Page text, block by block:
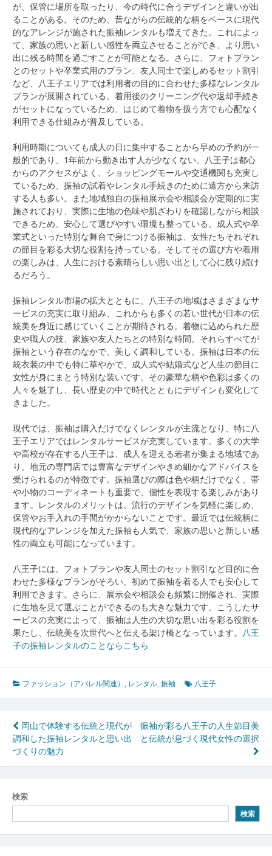
が、保管に場所を取ったり、今の時代に合うデザインと違いが出
ることがある。そのため、昔ながらの伝統的な柄をベースに現代
的なアレンジが施された振袖レンタルも増えてきた。これによっ
て、家族の思いと新しい感性を両立させることができ、より思い
出に残る時間を過ごすことが可能となる。さらに、フォトプラン
とのセットや卒業式用のプラン、友人同士で楽しめるセット割引
など、八王子エリアでは利用者の目的に合わせた多様なレンタル
プランが展開されている。着用後のクリーニング代や返却手続き
がセットになっているため、はじめて着物を扱う方でも心配なく
利用できる仕組みが普及している。
利用時期についても成人の日に集中することから早めの予約が一
般的であり、1年前から動き出す人が少なくない。八王子は都心
からのアクセスがよく、ショッピングモールや交通機関も充実し
ているため、振袖の試着やレンタル手続きのために遠方から来訪
する人も多い。また地域独自の振袖展示会や相談会が定期的に実
施されており、実際に生地の色味や肌ざわりを確認しながら相談
できるため、安心して選びやすい環境も整っている。成人式や卒
業式といった特別な舞台で身につける振袖は、女性たちそれぞれ
の節目を彩る大切な役割を持っている。そしてその選び方や着用
の楽しみは、人生における素晴らしい思い出として心に残り続け
るだろう。
振袖レンタル市場の拡大とともに、八王子の地域はさまざまなサ
ービスの充実に取り組み、これからも多くの若い世代が日本の伝
統美を身近に感じていくことが期待される。着物に込められた歴
史や職人の技、家族や友人たちとの特別な時間。それらすべてが
振袖という存在のなかで、美しく調和している。振袖は日本の伝
統衣装の中でも特に華やかで、成人式や結婚式など人生の節目に
女性が身にまとう特別な装いです。その豪華な柄や色彩は多くの
人々を魅了し、長い歴史の中で時代とともにデザインも変化して
きました。
現代では、振袖は購入だけでなくレンタルが主流となり、特に八
王子エリアではレンタルサービスが充実しています。多くの大学
や高校が存在する八王子は、成人を迎える若者が集まる地域であ
り、地元の専門店では豊富なデザインやきめ細かなアドバイスを
受けられるのが特徴です。振袖選びの際は色や柄だけでなく、帯
や小物のコーディネートも重要で、個性を表現する楽しみがあり
ます。レンタルのメリットは、流行のデザインを気軽に楽しめ、
保管やお手入れの手間がかからないことです。最近では伝統柄に
現代的なアレンジを加えた振袖も人気で、家族の思いと新しい感
性の両立も可能になっています。
八王子には、フォトプランや友人同士のセット割引など目的に合
わせた多様なプランがそろい、初めて振袖を着る人でも安心して
利用できます。さらに、展示会や相談会も頻繁に開催され、実際
に生地を見て選ぶことができるのも大きな魅力です。こうしたサ
ービスの充実によって、振袖は人生の大切な思い出を彩る役割を
果たし、伝統美を次世代へと伝える架け橋となっています。 八王
子の振袖レンタルのことならこちら
ファッション（アパレル関連） , レンタル,振袖 八王子
投
稿
ナ
ビ
ゲ
ー
岡山で体験する伝統と現代が
調和した振袖レンタルと思い出
づくりの魅力
振袖が彩る八王子の人生節目美
と伝統が息づく現代女性の選択
検索
検索